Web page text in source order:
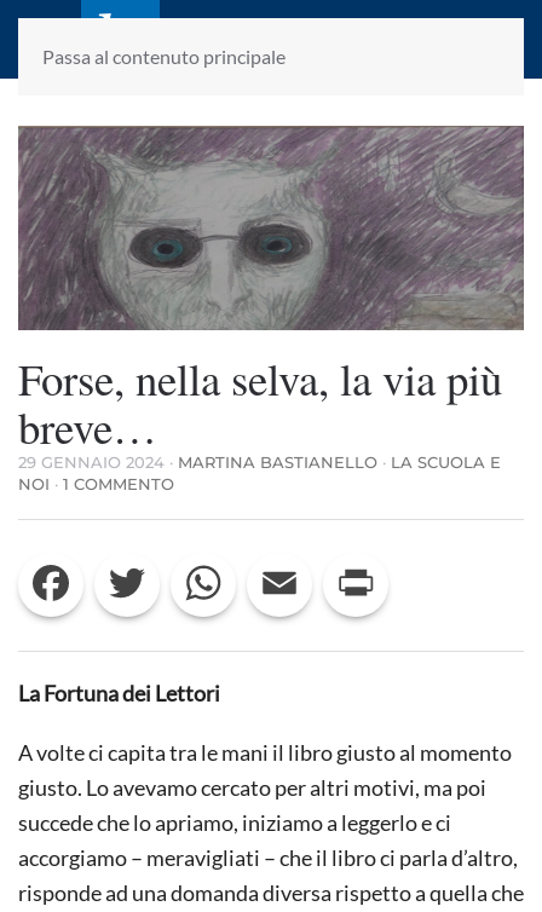
Passa al contenuto principale
laletteraturaenoi.it
fondato da Romano Luperini
Forse, nella selva, la via più
breve…
29 GENNAIO 2024 · MARTINA BASTIANELLO · LA SCUOLA E
NOI · 1 COMMENTOSU
NELLA
LA
VIA
PIÙ
Facebook Twitter WhatsApp Email
La Fortuna dei Lettori
A volte ci capita tra le mani il libro giusto al momento
giusto. Lo avevamo cercato per altri motivi, ma poi
succede che lo apriamo, iniziamo a leggerlo e ci
accorgiamo – meravigliati – che il libro ci parla d’altro,
risponde ad una domanda diversa rispetto a quella che